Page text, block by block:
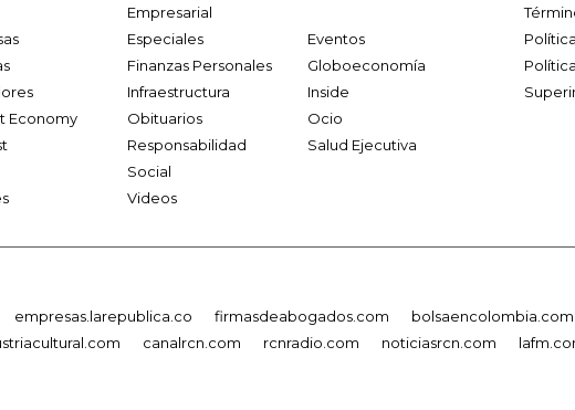
Empresarial
Especiales
Eventos
Finanzas Personales
Globoeconomía
Infraestructura
Inside
Economy
Obituarios
Ocio
Responsabilidad
Social
Salud Ejecutiva
Videos
empresas.larepublica.co firmasdeabogados.com
bolsaencolombia.com
canalrcn.com rcnradio.com noticiasrcn.com